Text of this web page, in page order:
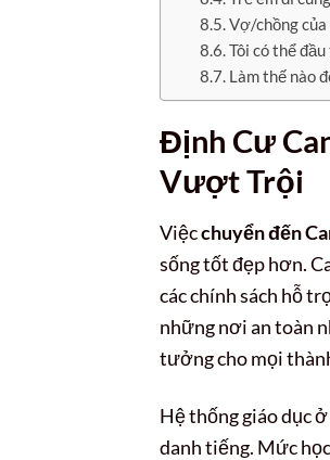
Vợ/chồng
Tôi có thể
Làm thế nào
Định Cư
Vượt Trội
Việcchuyển đến
sống tốt đẹp hơn.
các chính sách hỗ
những nơi an toàn
tưởng cho mọi
Hệ thống giáo dục
danh tiếng. Mức